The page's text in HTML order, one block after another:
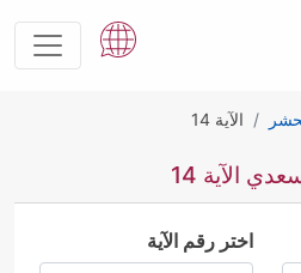
الآية 14
الآية 14
اختر رقم الآية